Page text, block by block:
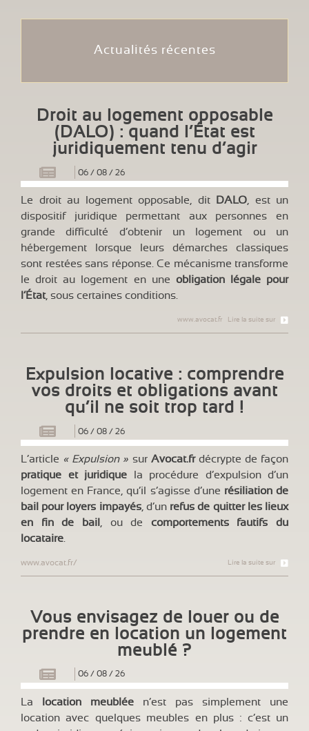
Actualités récentes
Droit au logement opposable
(DALO) : quand l’État est
juridiquement tenu d’agir
06/ 08 / 26
Le droit au logement opposable, dit DALO, est un
dispositif juridique permettant aux personnes en
grande difficulté d’obtenir un logement ou un
hébergement lorsque leurs démarches classiques
sont restées sans réponse. Ce mécanisme transforme
le droit au logement en une obligation légale pour
l’État, sous certaines conditions.
Lire la suite sur
www.avocat.fr
Expulsion locative : comprendre
vos droits et obligations avant
qu’il ne soit trop tard !
06/ 08 / 26
L’article « Expulsion » sur Avocat.frdécrypte de façon
pratique et juridique la procédure d’expulsion d’un
logement en France, qu’il s’agisse d’une résiliation de
bail pour loyers impayés, d’un refus de quitter les lieux
en fin de bail , ou de comportements fautifs du
locataire.
Lire la suite sur
www.avocat.fr/
Vous envisagez de louer ou de
prendre en location un logement
meublé ?
06/ 08 / 26
La location meublée n’est pas simplement une
location avec quelques meubles en plus : c’est un